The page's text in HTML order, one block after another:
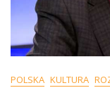
POLSKA KULTURA